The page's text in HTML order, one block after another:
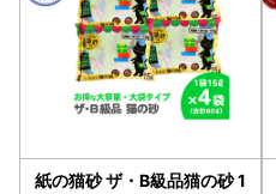
紙の猫砂 ザ・B級品猫の砂 1